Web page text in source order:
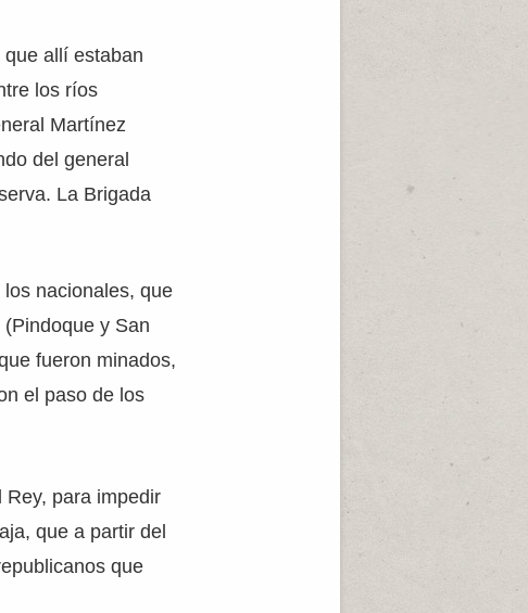
allí estaban
los ríos
Martínez
del general
La Brigada
nacionales, que
y San
fueron minados,
el paso de los
Rey, para impedir
que a partir del
que